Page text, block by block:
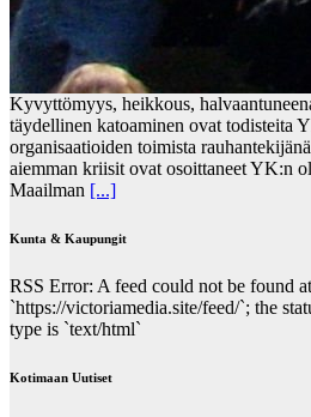
Kyvyttömyys, heikkous,
täydellinen katoaminen ovat todisteita
organisaatioiden toimista
aiemman kriisit ovat osoittaneet YK:n
Maailman [...]
Kunta & Kaupungit
RSS Error: A feed could not be found at
`https://victoriamedia.site/feed/`; the
type is `text/html`
Kotimaan Uutiset